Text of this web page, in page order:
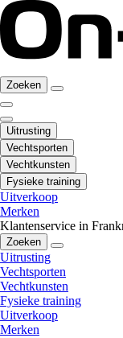
Zoeken
Uitrusting
Vechtsporten
Vechtkunsten
Fysieke training
Uitverkoop
Merken
Klantenservice in
Zoeken
Uitrusting
Vechtsporten
Vechtkunsten
Fysieke training
Uitverkoop
Merken